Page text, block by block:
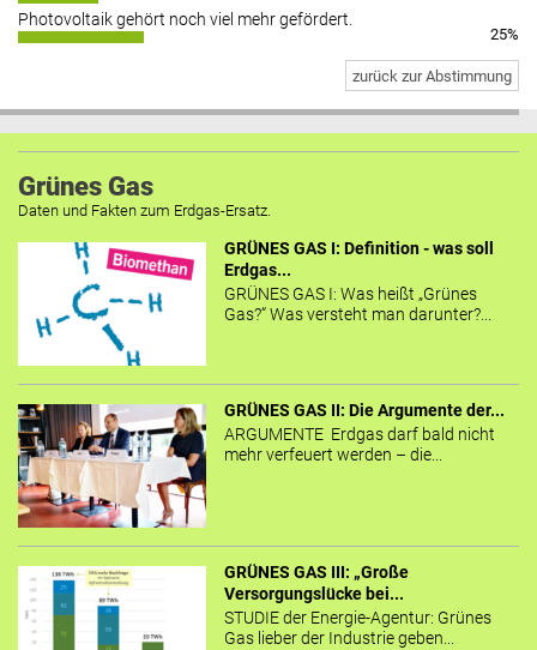
Photovoltaik gehört noch viel mehr gefördert.
25%
zurück zur Abstimmung
Grünes Gas
Daten und Fakten zum Erdgas-Ersatz.
GRÜNES GAS I: Definition - was soll
Erdgas...
GRÜNES GAS I: Was heißt „Grünes
Gas?“ Was versteht man darunter?...
GRÜNES GAS II: Die Argumente der...
ARGUMENTE Erdgas darf bald nicht
mehr verfeuert werden – die...
GRÜNES GAS III: „Große
Versorgungslücke bei...
STUDIE der Energie-Agentur: Grünes
Gas lieber der Industrie geben...